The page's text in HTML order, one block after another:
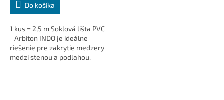
Do košíka
1 kus = 2,5 m Soklová lišta PVC
- Arbiton INDO je ideálne
riešenie pre zakrytie medzery
medzi stenou a podlahou.
káble...